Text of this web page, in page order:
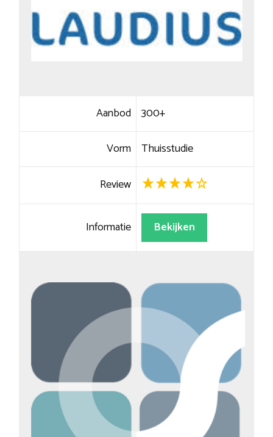
Aanbod 300+
Vorm Thuisstudie
Review
Informatie Bekijken